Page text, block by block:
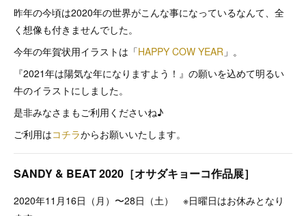
昨年の今頃は2020年の世界がこんな事になっているなんて、全
く想像も付きませんでした。
今年の年賀状用イラストは「HAPPY COW YEAR 」。
『2021年は陽気な年になりますよう！』の願いを込めて明るい
牛のイラストにしました。
是非みなさまもご利用くださいね♪
ご利用はコチラからお願いいたします。
SANDY & BEAT 2020［オサダキョーコ作品展］
2020年11月16日（月）〜28日（土） ※日曜日はお休みとなり